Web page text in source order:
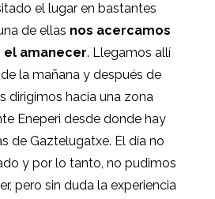
el lugar en bastantes
de ellas nos acercamos
el amanecer. Llegamos allí
la mañana y después de
dirigimos hacia una zona
Eneperi desde donde hay
de Gaztelugatxe. El día no
y por lo tanto, no pudimos
pero sin duda la experiencia